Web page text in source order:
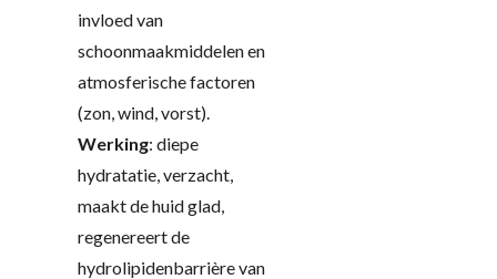
invloed van
schoonmaakmiddelen en
atmosferische factoren
(zon, wind, vorst).
Werking: diepe
hydratatie, verzacht,
maakt de huid glad,
regenereert de
hydrolipidenbarrière van